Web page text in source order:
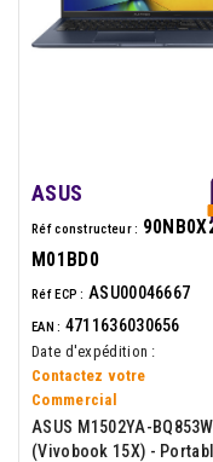
ASUS
Réf constructeur :
M01BD0
Réf ECP : ASU00046667
EAN : 4711636030656
Date d'expédition :
Contactez votre
Commercial
ASUS M1502YA-BQ853W
(Vivobook 15X) -